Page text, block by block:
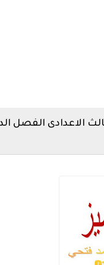
الاعدادى الفصل